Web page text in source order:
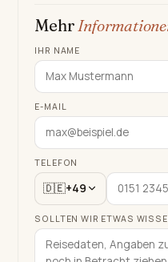
Mehr
IHR NAME
E-MAIL
TELEFON
🇩🇪+49
SOLLTEN WIR ETWAS